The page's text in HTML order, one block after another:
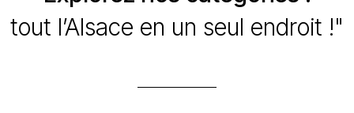
tout l’Alsace en un seul endroit !"